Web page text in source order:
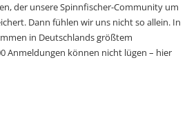
der unsere Spinnfischer-Community um
Dann fühlen wir uns nicht so allein. In
in Deutschlands größtem
Anmeldungen können nicht lügen – hier